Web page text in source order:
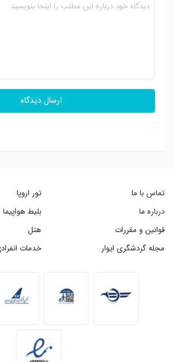
ارسال دیدگاه
تماس با ما
درباره ما
قوانین و مقررات
مجله گردشگری ایوار
تور اروپا
بلیط هواپیما
هتل
خدمات